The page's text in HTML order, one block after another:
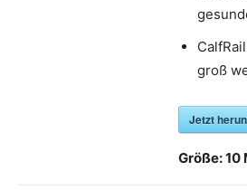
groß
Jetzt
Größe:10